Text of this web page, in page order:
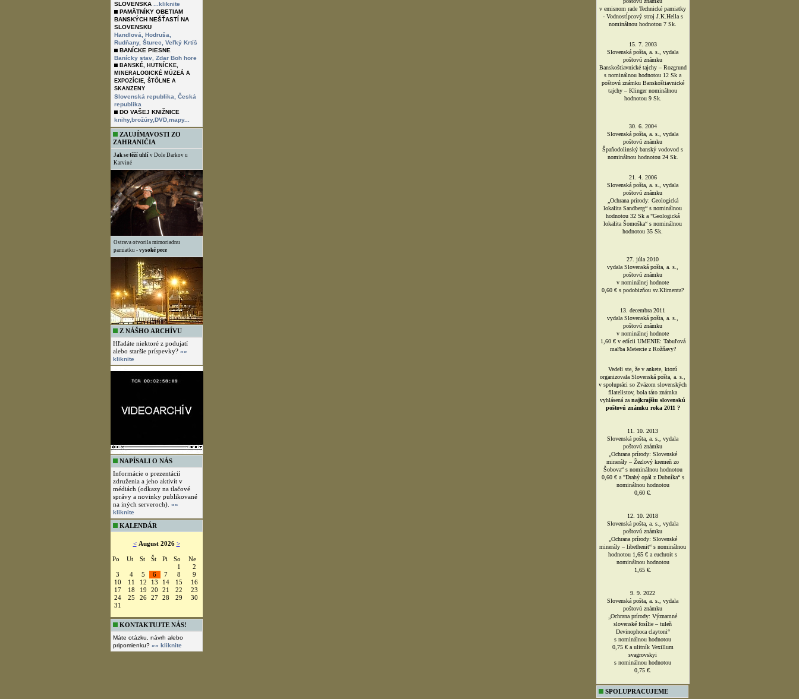
SLOVENSKA
...kliknite
PAMÄTNÍKY OBETIAM
BANSKÝCH NEŠŤASTÍ NA
SLOVENSKU
Handlová,
Hodruša,
Rudňany, Šturec,
Veľký Krtíš
BANÍCKE PIESNE
Banícky stav, Zdar Boh hore
BANSKÉ, HUTNÍCKE,
MINERALOGICKÉ MÚZEÁ A
EXPOZÍCIE, ŠTÔLNE A
SKANZENY
Slovenská republika,
Česká
republika
DO VAŠEJ KNIŽNICE
knihy,brožúry,DVD,mapy...
ZAUJÍMAVOSTI ZO
ZAHRANIČIA
Jak se těží uhlív Dole Darkov u
Karviné
Ostrava otvorila mimoriadnu
pamiatku -vysoké pece
Z NÁŠHO ARCHÍVU
Hľadáte niektoré z podujatí
alebo staršie príspevky? »»
kliknite
NAPÍSALI O NÁS
Informácie o prezentácií
združenia a jeho aktivít v
médiách (odkazy na tlačové
správy a novinky publikované
na iných serveroch). »»
kliknite
KALENDÁR
< August 2026 >
Po Ut St Št Pi So
Ne
1
2
3
4 5 6 7 8
9
10
11 12 13 14 15
16
17
18 19 20 21 22
23
24
25 26 27 28 29
30
31
KONTAKTUJTE NÁS!
Máte otázku, návrh alebo
pripomienku? »» kliknite
POŠTOVÉ ZNÁMKY
VYDANÉ SLOVENSKOU
POŠTOU, A.S.
GEOLÓGIE A MINERALÓGIE
21. 1. 1999
Slovenská pošta, a. s., vydala
poštovú známku
v emisnom rade Technické pamiatky
- Vodnostĺpcový stroj J.K.Hella s
nominálnou hodnotou 7 Sk.
Slovenská pošta, a. s., vydala
poštovú známku
Banskoštiavnické tajchy – Rozgrund
s nominálnou hodnotou 12 Sk a
poštovú známku Banskoštiavnické
30. 6. 2004
Slovenská pošta, a. s., vydala
poštovú známku
Špaňodolinský banský vodovod s
nominálnou hodnotou 24 Sk.
Slovenská pošta, a. s., vydala
poštovú známku
„Ochrana prírody: Geologická
lokalita Sandberg“ s nominálnou
hodnotou 32 Sk a "Geologická
lokalita Šomoška“ s nominálnou
27. júla 2010
vydala Slovenská pošta, a. s.,
poštovú známku
13. decembra 2011
vydala Slovenská pošta, a. s.,
poštovú známku
v nominálnej hodnote
1,60 € v edícii UMENIE: Tabuľová
Vedeli ste, že v ankete, ktorú
organizovala Slovenská pošta, a. s.,
v spolupráci so Zväzom slovenských
filatelistov, bola táto známka
vyhlásená zanajkrajšiu slovenskú
poštovú známku roka 2011 ?
poštovú známku
„Ochrana prírody: Slovenské
minerály – Žezlový kremeň zo
Šobova“ s nominálnou hodnotou
0,60 € a "Drahý opál z Dubníka“ s
nominálnou hodnotou
0,60 €.
Slovenská pošta, a. s., vydala
poštovú známku
„Ochrana prírody: Slovenské
minerály – libethenit“ s nominálnou
hodnotou 1,65 € a euchroit s
nominálnou hodnotou
1,65 €.
9. 9. 2022
Slovenská pošta, a. s., vydala
„Ochrana prírody: Významné
slovenské fosílie – tuleň